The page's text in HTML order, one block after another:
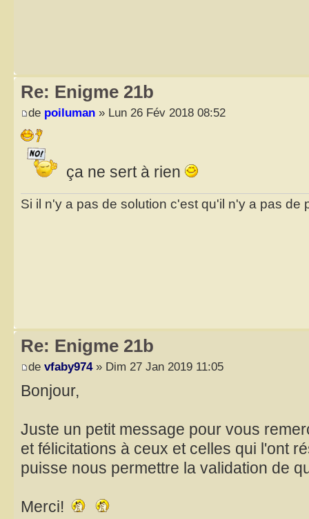
Re: Enigme 21b
de poiluman » Lun 26 Fév 2018 08:52
ça ne sert à rien
Si il n'y a pas de solution c'est qu'il n'y a pas de
Re: Enigme 21b
de vfaby974» Dim 27 Jan 2019 11:05
Bonjour,
Juste un petit message pour vous
et félicitations à ceux et celles qui l'ont
puisse nous permettre la validation de
Merci!